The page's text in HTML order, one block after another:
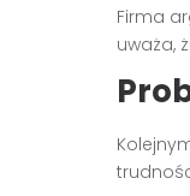
Firma
uważa,